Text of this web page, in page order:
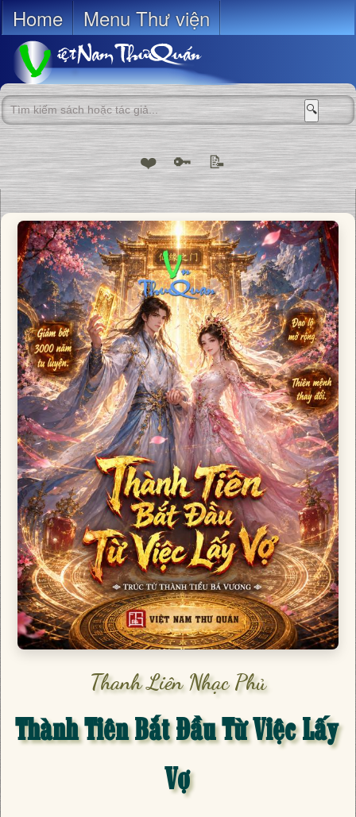
Home Menu Thư viện
🔍
❤️ 🔑 📝
Thanh Liên Nhạc Phủ
Thành Tiên Bắt Đầu Từ Việc Lấy
Vợ